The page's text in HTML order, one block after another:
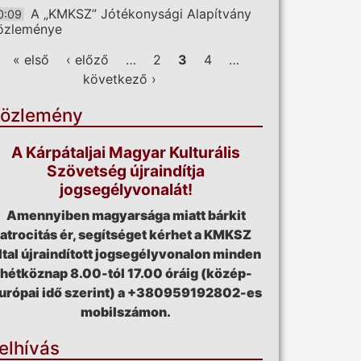
A „KMKSZ” Jótékonysági Alapítvány
Oldalak
« első ‹ előző … 2 3 4
…
következő ›
A Kárpátaljai Magyar Kulturális
Szövetség újraindítja
jogsegélyvonalát!
Amennyiben magyarsága miatt bárkit
atrocitás ér, segítséget kérhet a KMKSZ
újraindított jogsegélyvonalon minden
hétköznap 8.00-tól 17.00 óráig (közép-
idő szerint) a +380959192802-es
mobilszámon.